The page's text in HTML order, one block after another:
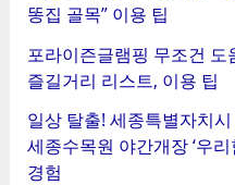
똥집 골목” 이용 팁
포라이즌글램핑 무조건
즐길거리 리스트, 이용 팁
일상 탈출! 세종특별자치
세종수목원 야간개장 ‘우
경험